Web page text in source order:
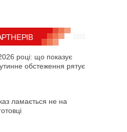
році: що показує
обстеження рятує
ламається не на